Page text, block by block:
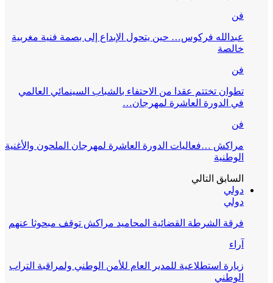
فن
عبدالله فركوس… حين يتحول الإبداع إلى بصمة فنية مغربية
خالصة
فن
تطوان تختتم عقدا من الاحتفاء بالشباب السينمائي العالمي
في الدورة العاشرة لمهرجان…
فن
مراكش …فعاليات الدورة العاشرة لمهرجان الملحون والأغنية
الوطنية
السابق التالي
دولي
دولي
فرقة الشرطة القضائية المحاميد مراكش توقف مبحوثا عنهم
آراء
زيارة استطلاعية للمدير العام للأمن الوطني ولمراقبة التراب
الوطني